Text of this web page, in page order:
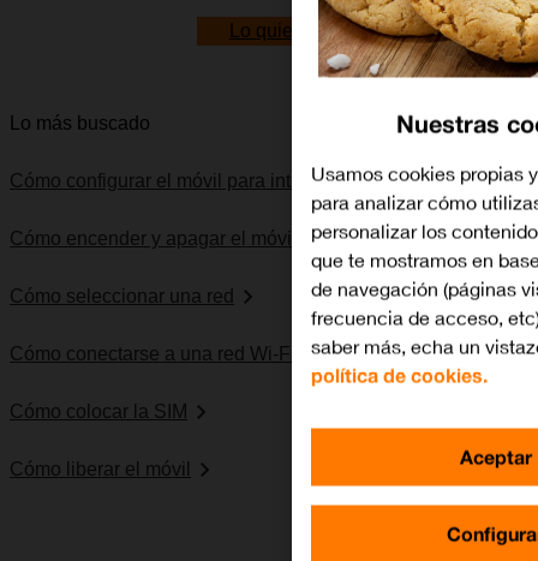
Diapositiva 1 de 5. TCL 60R 5G - Black - imagen 1
Lo quiero
Lo más buscado
Cómo configurar el móvil para internet
Cómo encender y apagar el móvil
Cómo seleccionar una red
Cómo conectarse a una red Wi-Fi
Cómo colocar la SIM
Cómo liberar el móvil
Nuestras
Usamos cookies propias
para analizar cómo
personalizar los
que te mostramos en
de navegación (páginas
frecuencia de acceso,
saber más, echa un
política de cookies.
Aceptar